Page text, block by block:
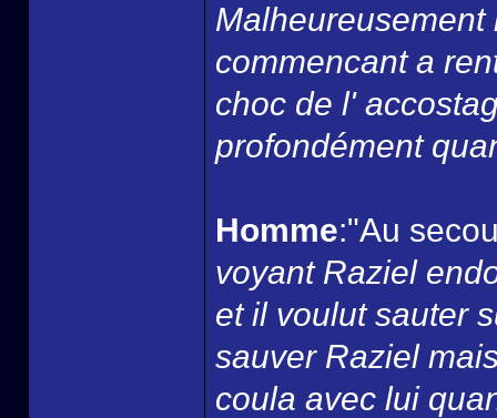
commencant a
choc de l'
profondément
Homme:"Au
voyant Raziel
et il voulut sauter
sauver Raziel
coula avec lui